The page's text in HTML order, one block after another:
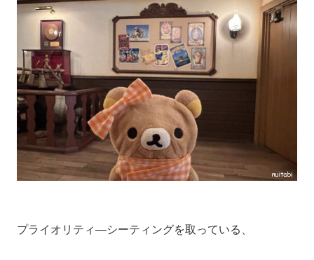
プライオリティ―シーティングを取っている、